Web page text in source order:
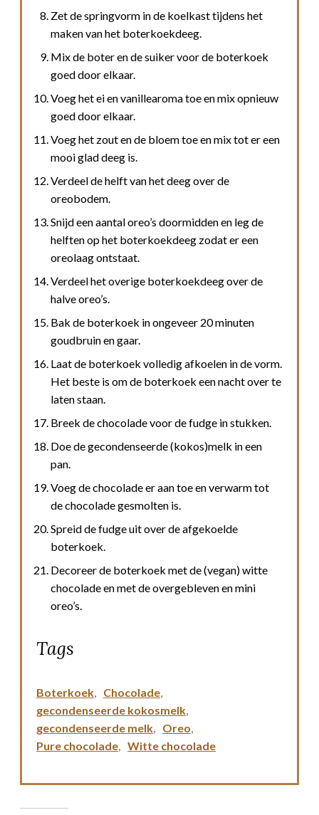
Zet de springvorm in de koelkast tijdens het
maken van het boterkoekdeeg.
Mix de boter en de suiker voor de boterkoek
goed door elkaar.
Voeg het ei en vanillearoma toe en mix opnieuw
goed door elkaar.
Voeg het zout en de bloem toe en mix tot er een
mooi glad deeg is.
Verdeel de helft van het deeg over de
oreobodem.
Snijd een aantal oreo’s doormidden en leg de
helften op het boterkoekdeeg zodat er een
oreolaag ontstaat.
Verdeel het overige boterkoekdeeg over de
halve oreo’s.
Bak de boterkoek in ongeveer 20 minuten
goudbruin en gaar.
Laat de boterkoek volledig afkoelen in de vorm.
Het beste is om de boterkoek een nacht over te
laten staan.
Breek de chocolade voor de fudge in stukken.
Doe de gecondenseerde (kokos)melk in een
pan.
Voeg de chocolade er aan toe en verwarm tot
de chocolade gesmolten is.
Spreid de fudge uit over de afgekoelde
boterkoek.
Decoreer de boterkoek met de (vegan) witte
chocolade en met de overgebleven en mini
oreo’s.
Tags
Boterkoek Chocolade
gecondenseerde kokosmelk
gecondenseerde melk
Oreo
Pure chocolade
Witte chocolade